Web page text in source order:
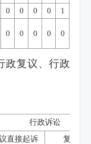
0 0 0 0
1
0 0 0 0 0
政复议、行政
行政诉讼
直接起诉 复议后